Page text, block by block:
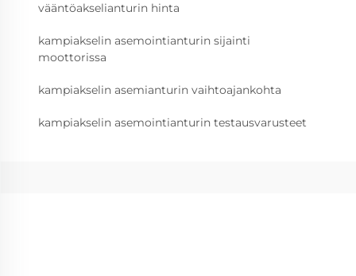
vääntöakselianturin hinta
kampiakselin asemointianturin sijainti
moottorissa
kampiakselin asemianturin vaihtoajankohta
kampiakselin asemointianturin testausvarusteet